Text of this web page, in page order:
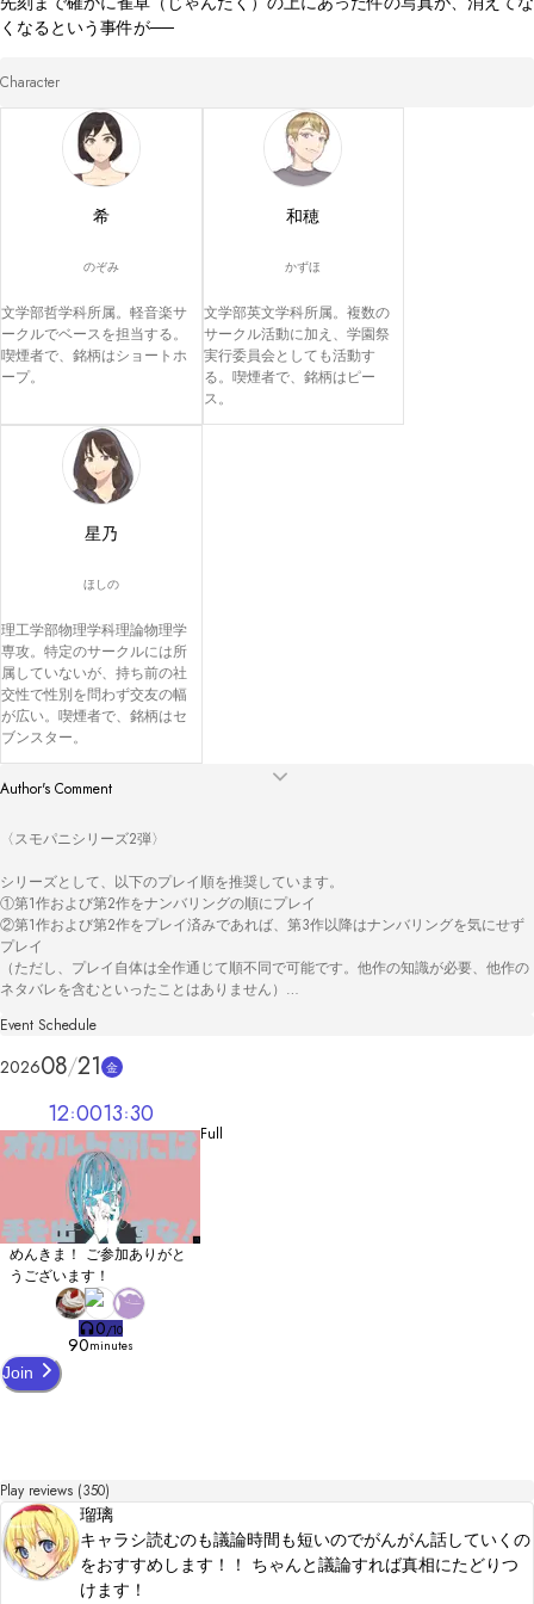
くなるという事件が──
Character
希
のぞみ
文学部哲学科所属。軽音楽サ
ークルでベースを担当する。
喫煙者で、銘柄はショートホ
ープ。
和穂
かずほ
文学部英文学科所属。複数の
サークル活動に加え、学園祭
実行委員会としても活動す
る。喫煙者で、銘柄はピー
ス。
星乃
ほしの
理工学部物理学科理論物理学
専攻。特定のサークルには所
属していないが、持ち前の社
交性で性別を問わず交友の幅
が広い。喫煙者で、銘柄はセ
ブンスター。
Author's Comment
〈スモパニシリーズ2弾〉
シリーズとして、以下のプレイ順を推奨しています。
①第1作および第2作をナンバリングの順にプレイ
②第1作および第2作をプレイ済みであれば、第3作以降はナンバリングを気にせず
プレイ
（ただし、プレイ自体は全作通じて順不同で可能です。他作の知識が必要、他作の
ネタバレを含むといったことはありません）
第１作『Smoker’s Panic』
第２作『オカルト研には手を出すな！』
第３作『闇に滴る』
第4.5作『女には向かない授業』
Event Schedule
202608 21 金
Full
12 0013 30
めんきま！ ご参加ありがと
うございます！
0/10
90minutes
Join
Play reviews (350)
瑠璃
キャラシ読むのも議論時間も短いのでがんがん話していくの
をおすすめします！！ ちゃんと議論すれば真相にたどりつ
けます！